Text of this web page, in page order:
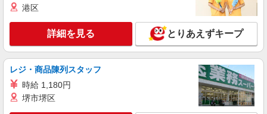
港区
詳細を見る とりあえずキープ
レジ・商品陳列スタッフ
時給 1,180円
堺市堺区